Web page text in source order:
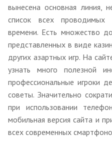
вынесена основная линия,
список всех
времени. Есть множество
представленных в виде
других азартных игр. На
узнать много полезной
профессиональные игроки
советы. Значительно
при использовании
мобильная версия сайта и
всех современных